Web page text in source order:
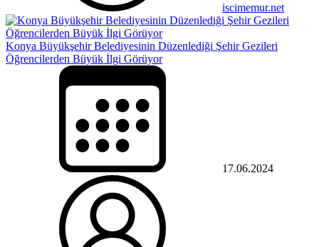
iscimemur.net
Konya Büyükşehir Belediyesinin Düzenlediği Şehir Gezileri
Öğrencilerden Büyük İlgi Görüyor
17.06.2024